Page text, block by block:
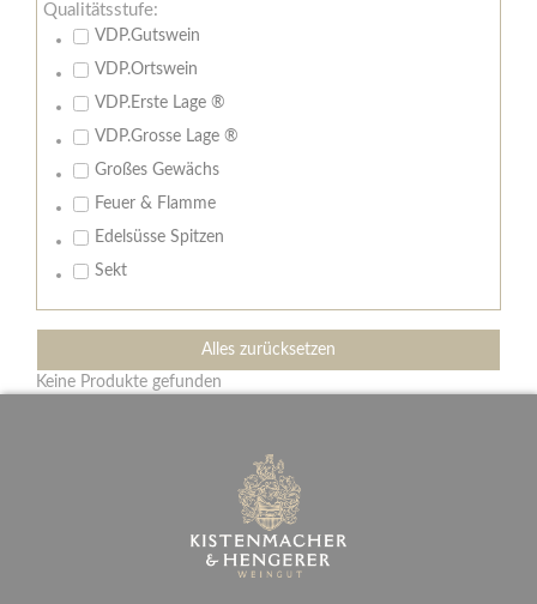
Qualitätsstufe:
VDP.Gutswein
VDP.Ortswein
VDP.Erste Lage ®
VDP.Grosse Lage ®
Großes Gewächs
Feuer & Flamme
Edelsüsse Spitzen
Sekt
Alles zurücksetzen
Keine Produkte gefunden